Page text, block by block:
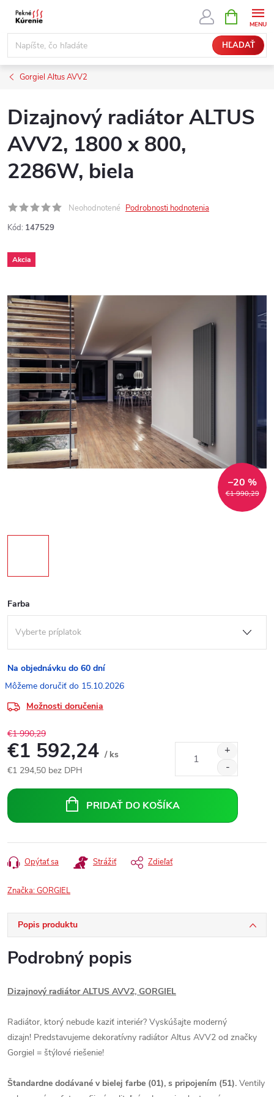
Prejsť
obsah
HĽADAŤ
KOŠÍK
Gorgiel Altus AVV2
Dizajnový radiátor ALTUS
AVV2, 1800 x 800,
2286W, biela
Neohodnotené Podrobnosti hodnotenia
Kód: 147529
Akcia
€1 990,29
–20 %
Farba
Na objednávku do 60 dní
15.10.2026
Možnosti doručenia
€1 990,29
€1 592,24 / ks
€1 294,50 bez DPH
cena:
PRIDAŤ DO KOŠÍKA
Opýtať sa Strážiť Zdieľať
Značka:GORGIEL
Popis produktu
Podrobný popis
Dizajnový radiátor ALTUS AVV2, GORGIEL
Radiátor, ktorý nebude kaziť interiér? Vyskúšajte moderný
dizajn! Predstavujeme dekoratívny radiátor Altus AVV2 od značky
Gorgiel = štýlové riešenie!
Štandardne dodávané v bielej farbe (01), s pripojením (51). Ventily